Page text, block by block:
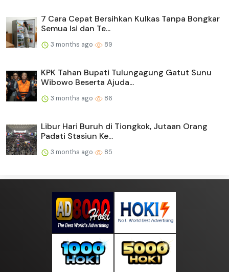
7 Cara Cepat Bersihkan Kulkas Tanpa Bongkar
Semua Isi dan Te...
3 months ago 89
KPK Tahan Bupati Tulungagung Gatut Sunu
Wibowo Beserta Ajuda...
3 months ago 86
Libur Hari Buruh di Tiongkok, Jutaan Orang
Padati Stasiun Ke...
3 months ago 85